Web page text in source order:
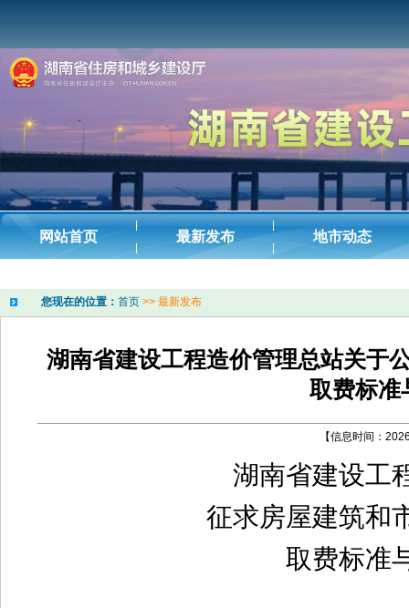
您现在的位置： 首页 >> 最新发布
湖南省建设工程造价管理总站关于
取费标准
【信息时间：
湖南省建设工
征求房屋建筑和
取费标准